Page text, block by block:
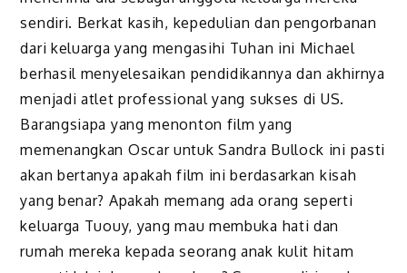
sendiri. Berkat kasih, kepedulian dan pengorbanan
dari keluarga yang mengasihi Tuhan ini Michael
berhasil menyelesaikan pendidikannya dan akhirnya
menjadi atlet professional yang sukses di US.
Barangsiapa yang menonton film yang
memenangkan Oscar untuk Sandra Bullock ini pasti
akan bertanya apakah film ini berdasarkan kisah
yang benar? Apakah memang ada orang seperti
keluarga Tuouy, yang mau membuka hati dan
rumah mereka kepada seorang anak kulit hitam